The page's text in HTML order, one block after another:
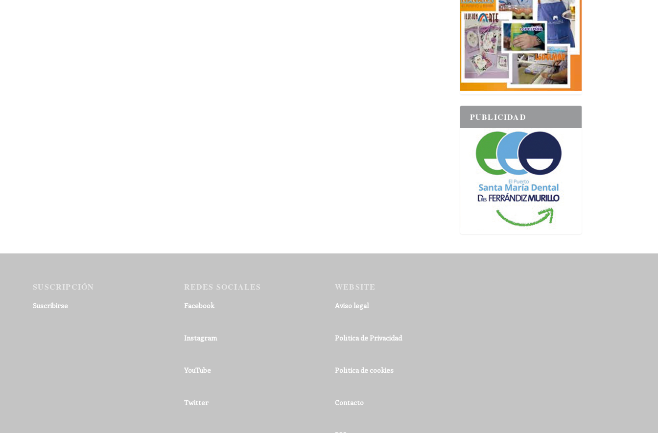
PUBLICIDAD
SUSCRIPCIÓN
Suscribirse
REDES SOCIALES
Facebook
Instagram
YouTube
Twitter
WEBSITE
Aviso legal
Política de Privacidad
Política de cookies
Contacto